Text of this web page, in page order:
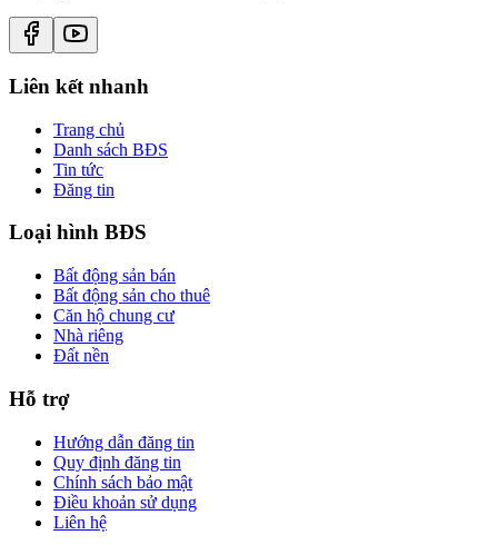
Liên kết nhanh
Trang chủ
Danh sách BĐS
Tin tức
Đăng tin
Loại hình BĐS
Bất động sản bán
Bất động sản cho thuê
Căn hộ chung cư
Nhà riêng
Đất nền
Hỗ trợ
Hướng dẫn đăng tin
Quy định đăng tin
Chính sách bảo mật
Điều khoản sử dụng
Liên hệ